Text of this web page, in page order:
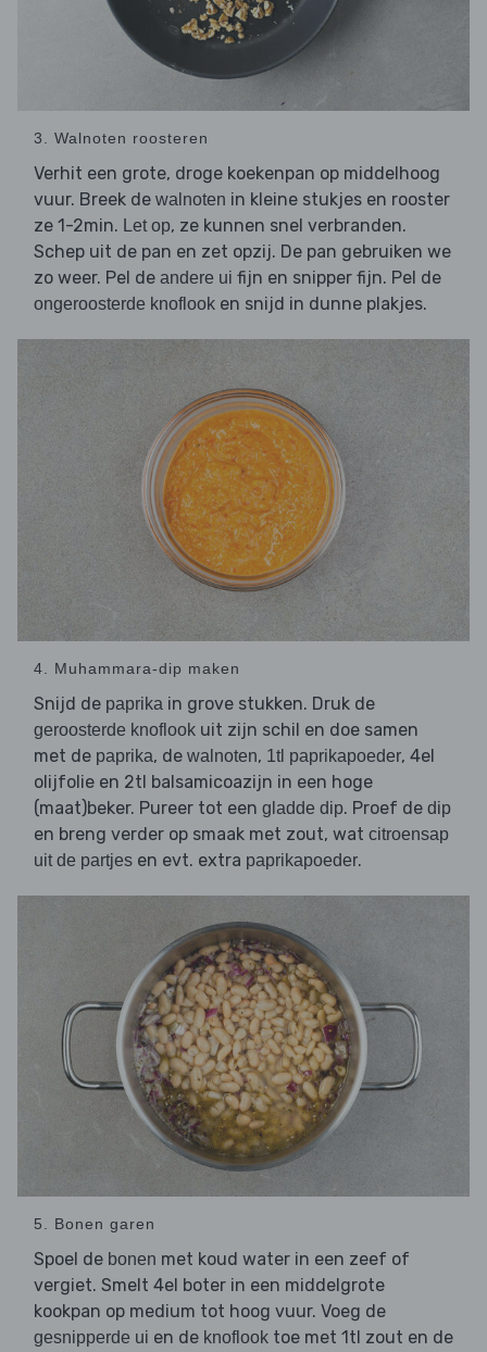
3. Walnoten roosteren
Verhit een grote, droge koekenpan op middelhoog
vuur. Breek de walnoten in kleine stukjes en rooster
ze 1-2min. Let op, ze kunnen snel verbranden.
Schep uit de pan en zet opzij. De pan gebruiken we
zo weer. Pel de andere ui fijn en snipper fijn. Pel de
ongeroosterde knoflook en snijd in dunne plakjes.
4. Muhammara-dip maken
Snijd de paprika in grove stukken. Druk de
geroosterde knoflook uit zijn schil en doe samen
met de paprika, de walnoten, 1tl paprikapoeder, 4el
olijfolie en 2tl balsamicoazijn in een hoge
(maat)beker. Pureer tot een gladde dip. Proef de dip
en breng verder op smaak met zout, wat citroensap
uit de partjes en evt. extra paprikapoeder.
5. Bonen garen
Spoel de bonen met koud water in een zeef of
vergiet. Smelt 4el boter in een middelgrote
kookpan op medium tot hoog vuur. Voeg de
gesnipperde ui en de knoflook toe met 1tl zout en de